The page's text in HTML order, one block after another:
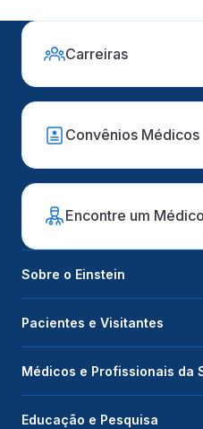
Carreiras
Convênios Médicos
Encontre um Médico
Sobre o Einstein
Pacientes e Visitantes
Médicos e Profissionais da
Educação e Pesquisa